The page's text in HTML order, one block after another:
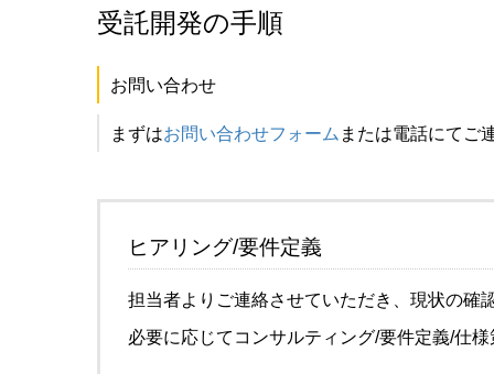
受託開発の手順
お問い合わせ
まずはお問い合わせフォーム または電話にてご
ヒアリング/要件定義
担当者よりご連絡させていただき、現状の確
必要に応じてコンサルティング/要件定義/仕